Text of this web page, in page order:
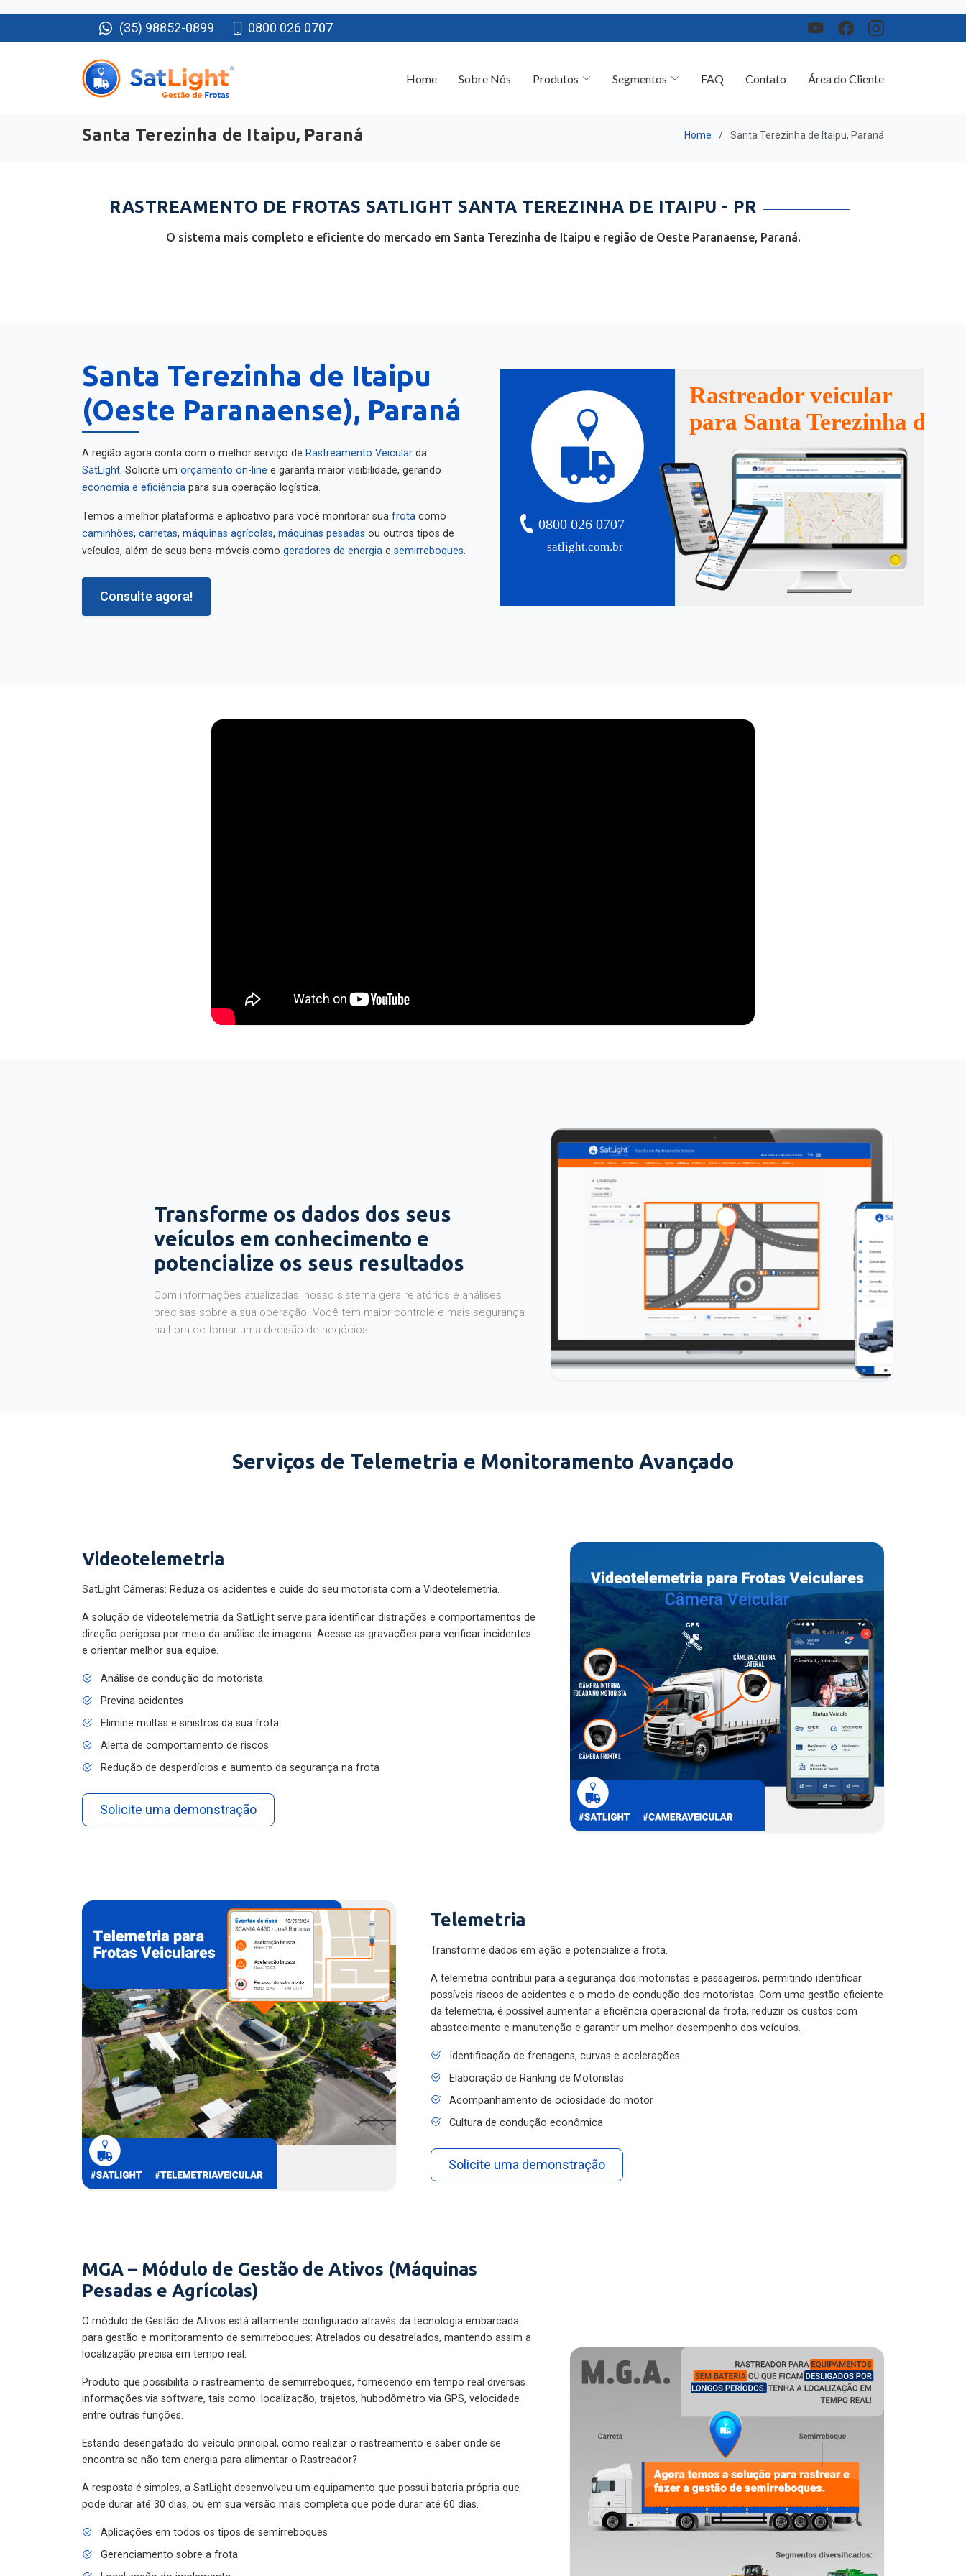
(35) 98852-0899 0800 026 0707
Santa Terezinha de Itaipu, Paraná
RASTREAMENTO DE FROTAS SATLIGHT SANTA TEREZINHA DE ITAIPU - PR
O sistema mais completo e eficiente do mercado em Santa Terezinha de Itaipu e região de Oeste Paranaense, Paraná.
Santa Terezinha de Itaipu
(Oeste Paranaense), Paraná
A região agora conta com o melhor serviço de Rastreamento Veicular
da
SatLight
. Solicite um orçamento on-line
e garanta maior visibilidade, gerando
economia e eficiência
para sua operação logística.
Temos a melhor plataforma e aplicativo para você monitorar sua frota
caminhões
máquinas agrícolas máquinas pesadas
ou outros tipos de
veículos, além de seus bens-móveis como
geradores de energia semirreboques
Consulte agora!
satlight.com.br
0800 026 0707
Rastreador veicular
para Santa Terezinha de
Transforme os dados dos seus
veículos em conhecimento e
potencialize os seus resultados
Com informações atualizadas, nosso sistema gera relatórios e análises
precisas sobre a sua operação. Você tem maior controle e mais segurança
na hora de tomar uma decisão de negócios.
Serviços de Telemetria e Monitoramento Avançado
Videotelemetria
SatLight Câmeras: Reduza os acidentes e cuide do seu motorista com a Videotelemetria.
A solução de videotelemetria da SatLight serve para identificar distrações e comportamentos de
direção perigosa por meio da análise de imagens. Acesse as gravações para verificar incidentes
e orientar melhor sua equipe.
Análise de condução do motorista
Previna acidentes
Elimine multas e sinistros da sua frota
Alerta de comportamento de riscos
Redução de desperdícios e aumento da segurança na frota
Solicite uma demonstração
Telemetria
Transforme dados em ação e potencialize a frota.
A telemetria contribui para a segurança dos motoristas e passageiros, permitindo identificar
possíveis riscos de acidentes e o modo de condução dos motoristas. Com uma gestão eficiente
da telemetria, é possível aumentar a eficiência operacional da frota, reduzir os custos com
abastecimento e manutenção e garantir um melhor desempenho dos veículos.
Identificação de frenagens, curvas e acelerações
Elaboração de Ranking de Motoristas
Acompanhamento de ociosidade do motor
Cultura de condução econômica
Solicite uma demonstração
MGA – Módulo de Gestão de Ativos (Máquinas
Pesadas e Agrícolas)
O módulo de Gestão de Ativos está altamente configurado através da tecnologia embarcada
para gestão e monitoramento de semirreboques: Atrelados ou desatrelados, mantendo assim a
localização precisa em tempo real.
Produto que possibilita o rastreamento de semirreboques, fornecendo em tempo real diversas
informações via software, tais como: localização, trajetos, hubodômetro via GPS, velocidade
entre outras funções.
Estando desengatado do veículo principal, como realizar o rastreamento e saber onde se
encontra se não tem energia para alimentar o Rastreador?
A resposta é simples, a SatLight desenvolveu um equipamento que possui bateria própria que
pode durar até 30 dias, ou em sua versão mais completa que pode durar até 60 dias.
Aplicações em todos os tipos de semirreboques
Gerenciamento sobre a frota
Localização do implemento